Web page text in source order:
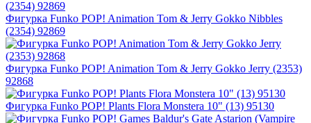
Фигурка Funko POP! Animation Tom & Jerry Gokko Nibbles
(2354) 92869
Фигурка Funko POP! Animation Tom & Jerry Gokko Jerry (2353)
92868
Фигурка Funko POP! Plants Flora Monstera 10" (13) 95130